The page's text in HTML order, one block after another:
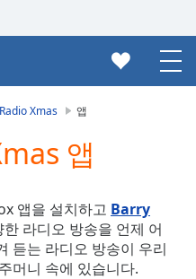
Xmas 앱
앱
앱을 설치하고 Barry
라디오 방송을 언제 어
듣는 라디오 방송이 우리
머니 속에 있습니다.